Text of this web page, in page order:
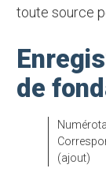
toute source
de
Correspondance RDA : 54.71.84.84 – modification
(ajout)